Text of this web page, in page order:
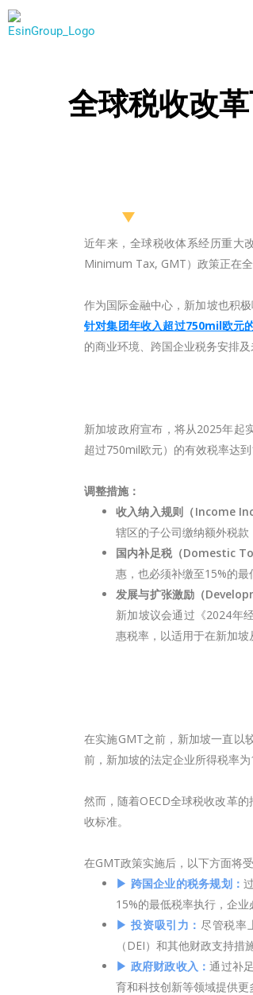
全球税收改
近年来，全球税收体系经历重大
Minimum Tax, GMT）政策正在全
作为国际金融中心，新加坡也积
针对集团年收入超过750mil欧元
的商业环境、跨国企业税务安排
新加坡政府宣布，将从2025年起
超过750mil欧元）的有效税率达
调整措施：
收入纳入规则（Income
辖区的子公司缴纳额外税款
国内补足税（Domestic
惠，也必须补缴至15%的最
发展与扩张激励（
新加坡议会通过《2024年
惠税率，以适用于在新加坡
在实施GMT之前，新加坡一直以
前，新加坡的法定企业所得税率
然而，随着OECD全球税收改革
收标准。
在GMT政策实施后，以下方面将
▶ 跨国企业的税务规划：
15%的最低税率执行，企业
▶ 投资吸引力： 尽管税率
（DEI）和其他财政支持措
▶ 政府财政收入：通过补
育和科技创新等领域提供更